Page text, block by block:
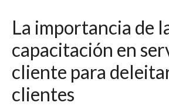
La importancia de
capacitación en
cliente para
clientes